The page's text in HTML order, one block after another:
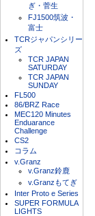
ぎ・菅生
FJ1500筑波・
富士
TCRジャパンシリー
ズ
TCR JAPAN
SATURDAY
TCR JAPAN
SUNDAY
FL500
86/BRZ Race
MEC120 Minutes
Enduarance
Challenge
CS2
コラム
v.Granz
v.Granz鈴鹿
v.Granzもてぎ
Inter Proto e Series
SUPER FORMULA
LIGHTS